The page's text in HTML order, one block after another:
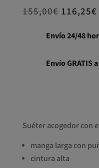
155,00€ 116,25€
Envío 24/48
Envío GRATIS
Suéter acogedor con
manga larga con
cintura alta